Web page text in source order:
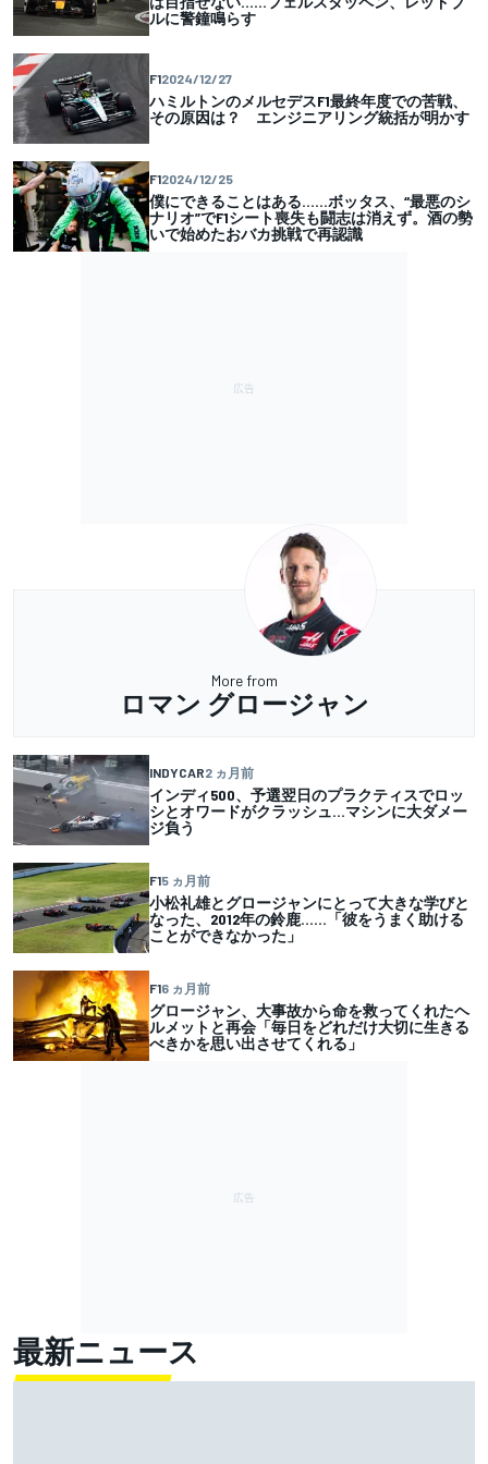
ルに警鐘鳴らす
F12024/12/27
ハミルトンのメルセデスF1最終年度での苦戦、
その原因は？ エンジニアリング統括が明かす
F12024/12/25
僕にできることはある……ボッタス、“最悪のシ
ナリオ”でF1シート喪失も闘志は消えず。酒の勢
いで始めたおバカ挑戦で再認識
More from
ロマン グロージャン
INDYCAR2 ヵ月前
インディ500、予選翌日のプラクティスでロッ
シとオワードがクラッシュ…マシンに大ダメー
ジ負う
F15 ヵ月前
小松礼雄とグロージャンにとって大きな学びと
なった、2012年の鈴鹿……「彼をうまく助ける
ことができなかった」
F16 ヵ月前
グロージャン、大事故から命を救ってくれたヘ
ルメットと再会「毎日をどれだけ大切に生きる
べきかを思い出させてくれる」
最新ニュース